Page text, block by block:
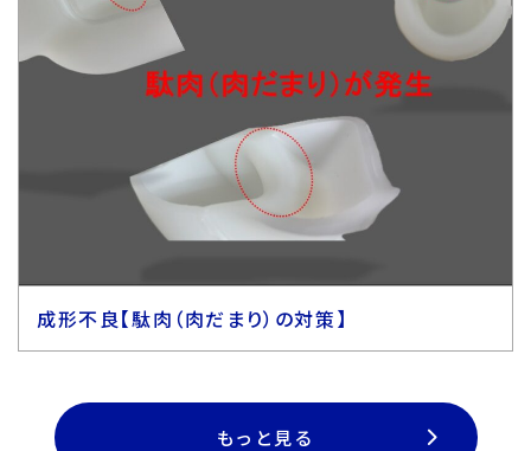
成形不良【駄肉（肉だまり）の対策】
もっと見る